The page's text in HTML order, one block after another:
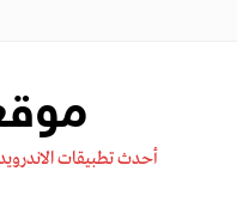
أحدث تطبيقات الاندرويد